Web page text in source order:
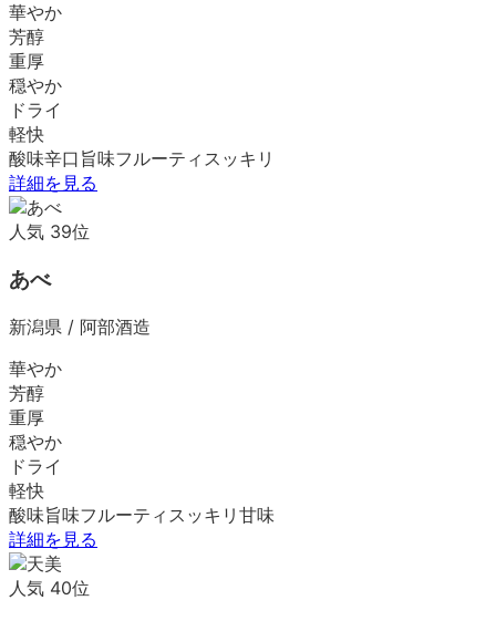
華やか
芳醇
重厚
穏やか
ドライ
軽快
酸味辛口 旨味フルーティ スッキリ
詳細を見る
人気 39位
あべ
新潟県 / 阿部酒造
華やか
芳醇
重厚
穏やか
ドライ
軽快
酸味旨味フルーティ スッキリ 甘味
詳細を見る
人気 40位